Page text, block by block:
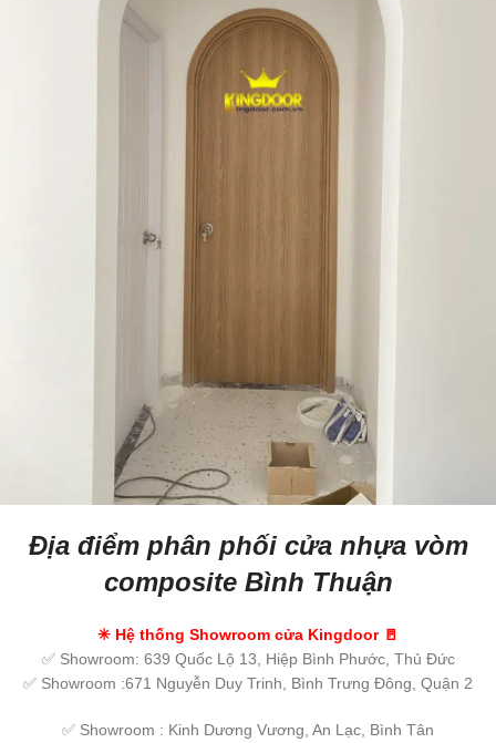
Địa điểm phân phối cửa nhựa vòm
composite Bình Thuận
✳ Hệ thống Showroom cửa Kingdoor🚪
✅ Showroom: 639 Quốc Lộ 13, Hiệp Bình Phước, Thủ Đức
✅ Showroom :671 Nguyễn Duy Trinh, Bình Trưng Đông, Quận 2
✅ Showroom : Kinh Dương Vương, An Lạc, Bình Tân